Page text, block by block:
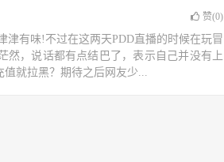
赞(0)
津有味!不过在这两天PDD直播的时候在玩冒
然，说话都有点结巴了，表示自己并没有上
就拉黑？期待之后网友少...